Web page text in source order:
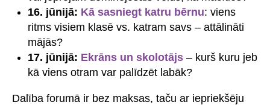
16. jūnijā: Kā sasniegt katru bērnu: viens
ritms visiem klasē vs. katram savs – attālināti
mājās?
17. jūnijā: Ekrāns un skolotājs– kurš kuru jeb
kā viens otram var palīdzēt labāk?
Dalība forumā ir bez maksas, taču ar iepriekšēju